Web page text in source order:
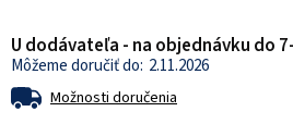
U dodávateľa - na objednávku do
2.11.2026
Možnosti doručenia